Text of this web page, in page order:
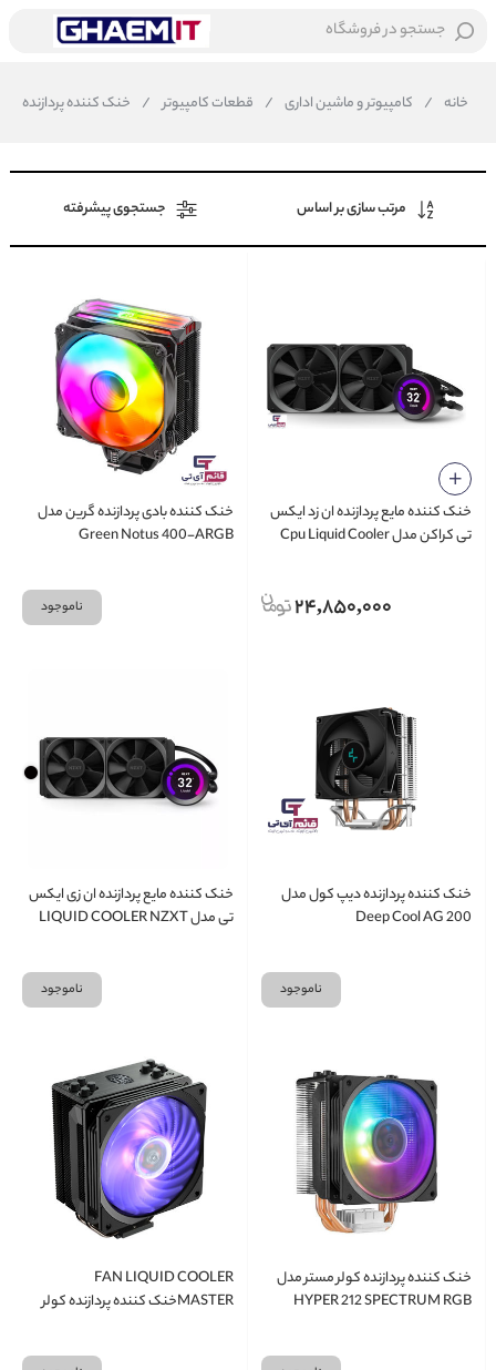
جستجو در فروشگاه
خانه / کامپیوتر و ماشین اداری / قطعات کامپیوتر / خنک کننده پردازنده
مرتب سازی بر اساس جستجوی پیشرفته
خنک کننده مایع پردازنده ان زد ایکس
تی کراکن مدل Cpu Liquid Cooler
24,850,000
خنک کننده بادی پردازنده گرین مدل
Green Notus 400-ARGB
ناموجود
خنک کننده پردازنده دیپ کول مدل
Deep Cool AG 200
ناموجود
خنک کننده مایع پردازنده ان زی ایکس
تی مدل LIQUID COOLER NZXT
ناموجود
خنک کننده پردازنده کولر مستر مدل
HYPER 212 SPECTRUM RGB
FAN LIQUID COOLER
MASTERخنک کننده پردازنده کولر